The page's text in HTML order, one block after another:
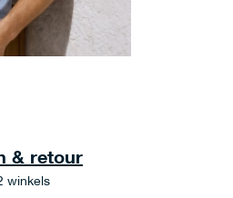
& retour
winkels